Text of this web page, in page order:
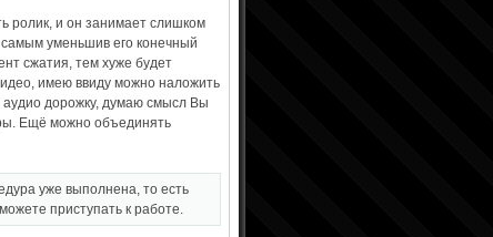
ролик, и он занимает слишком
уменьшив его конечный
сжатия, тем хуже будет
имею ввиду можно наложить
аудио дорожку, думаю смысл Вы
Ещё можно объединять
уже выполнена, то есть
приступать к работе.